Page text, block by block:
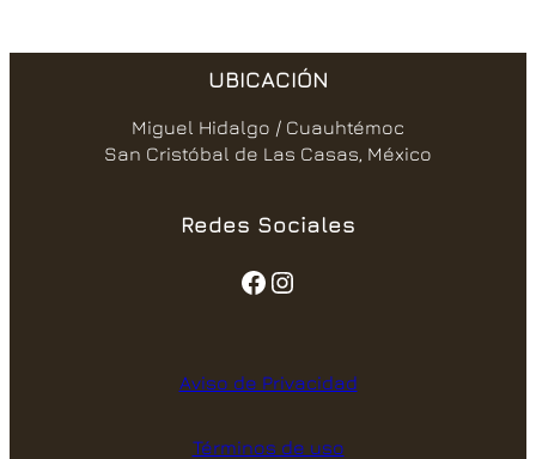
UBICACIÓN
Miguel Hidalgo / Cuauhtémoc
San Cristóbal de Las Casas, México
Redes Sociales
Aviso de Privacidad
Términos de uso